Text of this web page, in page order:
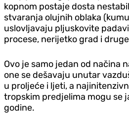
kopnom postaje dosta
stvaranja olujnih oblaka
uslovljavaju pljuskovite
procese, nerijetko grad i
Ovo je samo jedan od načina
one se dešavaju unutar
u proljeće i ljeti, a
tropskim predjelima mogu se
godine.